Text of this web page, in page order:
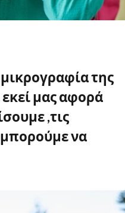
της
εκεί μας αφορά
,τις
να